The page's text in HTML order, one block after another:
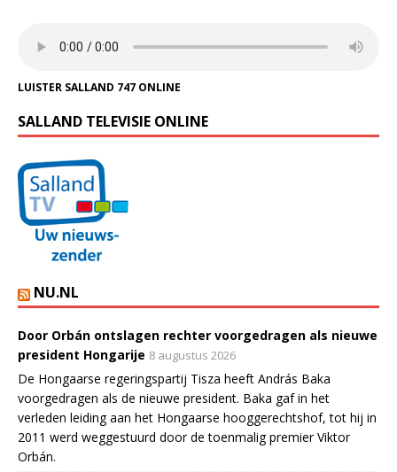
LUISTER SALLAND 747 ONLINE
SALLAND TELEVISIE ONLINE
NU.NL
Door Orbán ontslagen rechter voorgedragen als nieuwe
president Hongarije 8 augustus 2026
De Hongaarse regeringspartij Tisza heeft András Baka
voorgedragen als de nieuwe president. Baka gaf in het
verleden leiding aan het Hongaarse hooggerechtshof, tot hij in
2011 werd weggestuurd door de toenmalig premier Viktor
Orbán.